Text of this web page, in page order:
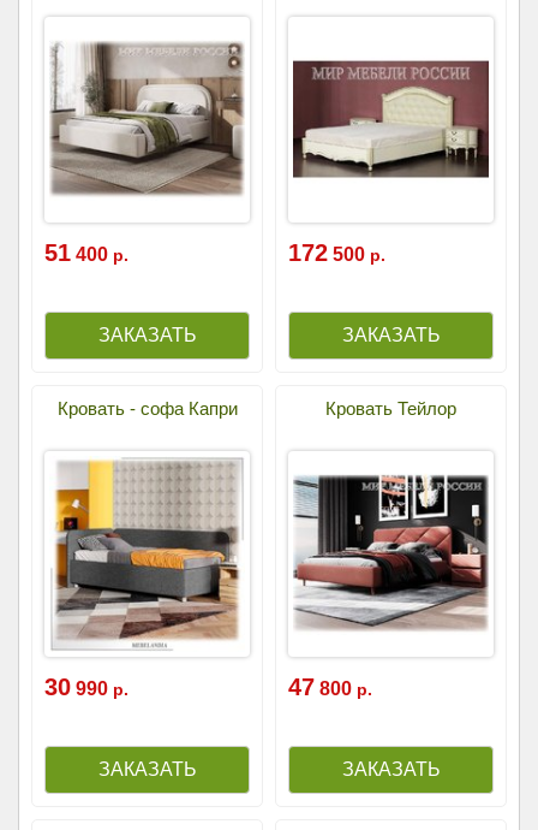
51 400 р. 172 500 р.
Кровать - софа Капри
30 990 р.
Кровать Тейлор
47 800 р.